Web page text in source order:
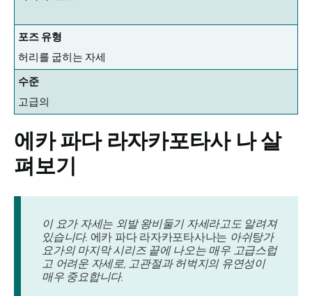
포즈 유형
허리를 굽히는 자세
수준
고급의
에카 파다 라자카포타사 나 살
펴보기
이 요가 자세는 외발 왕비둘기 자세라고도 알려져
있습니다. 에카 파다 라자카포타사나는 아쉬탕가
요가의 마지막 시리즈 끝에 나오는 매우 고급스럽
고 어려운 자세로, 고관절과 허벅지의 유연성이
매우 중요합니다.